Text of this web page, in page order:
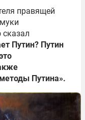
правящей
Путин? Путин
Путина».